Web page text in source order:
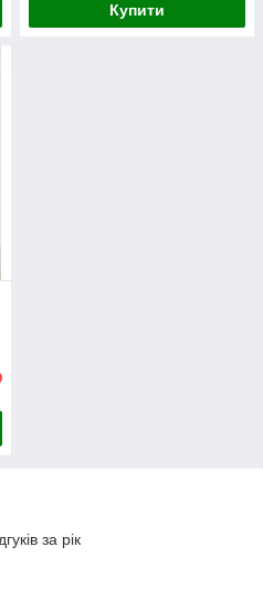
Купити
за рік